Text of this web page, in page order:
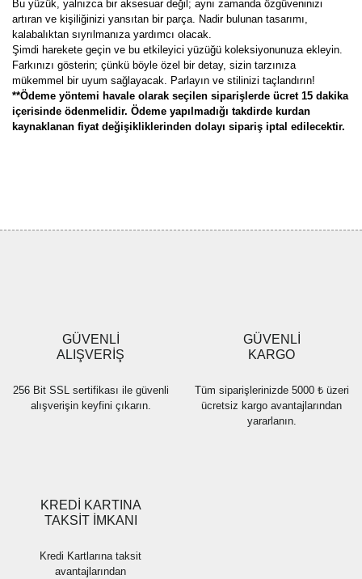
Bu yüzük, yalnızca bir aksesuar değil; aynı zamanda özgüveninizi
artıran ve kişiliğinizi yansıtan bir parça. Nadir bulunan tasarımı,
kalabalıktan sıyrılmanıza yardımcı olacak.
Şimdi harekete geçin ve bu etkileyici yüzüğü koleksiyonunuza ekleyin.
Farkınızı gösterin; çünkü böyle özel bir detay, sizin tarzınıza
mükemmel bir uyum sağlayacak. Parlayın ve stilinizi taçlandırın!
**Ödeme yöntemi havale olarak seçilen siparişlerde ücret 15 dakika
içerisinde ödenmelidir. Ödeme yapılmadığı takdirde kurdan
kaynaklanan fiyat değişikliklerinden dolayı sipariş iptal edilecektir.
Ürün fiyatı diğer sitelerden daha pahalı.
Bu ürüne benzer farklı alternatifler olmalı.
GÜVENLİ
ALIŞVERİŞ
256 Bit SSL sertifikası ile güvenli
alışverişin keyfini çıkarın.
GÜVENLİ
KARGO
Tüm siparişlerinizde 5000 ₺ üzeri
ücretsiz kargo avantajlarından
yararlanın.
KREDİ KARTINA
TAKSİT İMKANI
Kredi Kartlarına taksit
avantajlarından